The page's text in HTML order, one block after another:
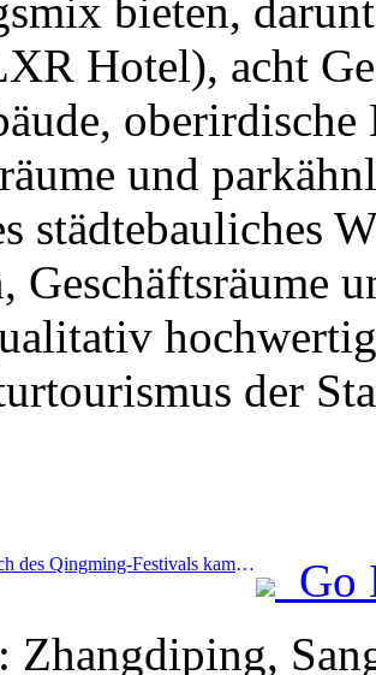
bieten,
Hotel), acht
und
städtebauliches
Geschäftsräume
der
Prev:Anlässlich des Qingming-Festivals kam es aufgrund des verlängerten Urlaubs zu einem Anstieg der Reisetätigkeit, wobei Ausflüge und die Besichtigung der Blütenpracht in vielen Städten zu erhöhten Besucherzahlen führten.
Go
Zhangdiping,